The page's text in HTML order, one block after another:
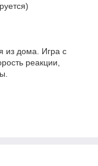
из дома. Игра с
реакции,